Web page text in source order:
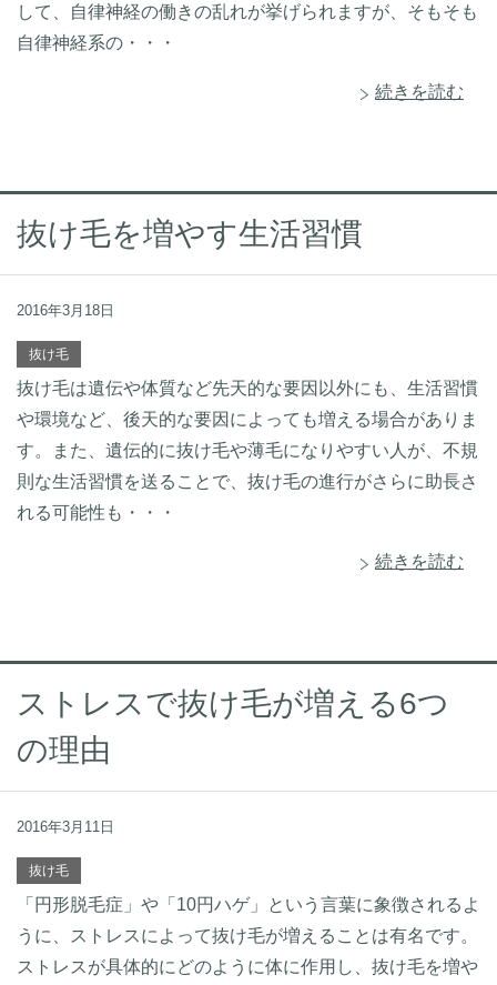
して、自律神経の働きの乱れが挙げられますが、そもそも
自律神経系の・・・
続きを読む
抜け毛を増やす生活習慣
2016年3月18日
抜け毛
抜け毛は遺伝や体質など先天的な要因以外にも、生活習慣
や環境など、後天的な要因によっても増える場合がありま
す。また、遺伝的に抜け毛や薄毛になりやすい人が、不規
則な生活習慣を送ることで、抜け毛の進行がさらに助長さ
れる可能性も・・・
続きを読む
ストレスで抜け毛が増える6つ
の理由
2016年3月11日
抜け毛
「円形脱毛症」や「10円ハゲ」という言葉に象徴されるよ
うに、ストレスによって抜け毛が増えることは有名です。
ストレスが具体的にどのように体に作用し、抜け毛を増や